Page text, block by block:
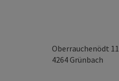
Oberrauchenödt 11
4264 Grünbach